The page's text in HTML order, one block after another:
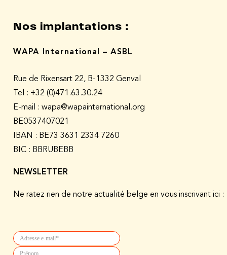
Nos implantations :
WAPA International – ASBL
Rue de Rixensart 22, B-1332 Genval
Tel : +32 (0)471.63.30.24
E-mail : wapa@wapainternational.org
BE0537407021
IBAN : BE73 3631 2334 7260
BIC : BBRUBEBB
NEWSLETTER
Ne ratez rien de notre actualité belge en vous inscrivant ici :